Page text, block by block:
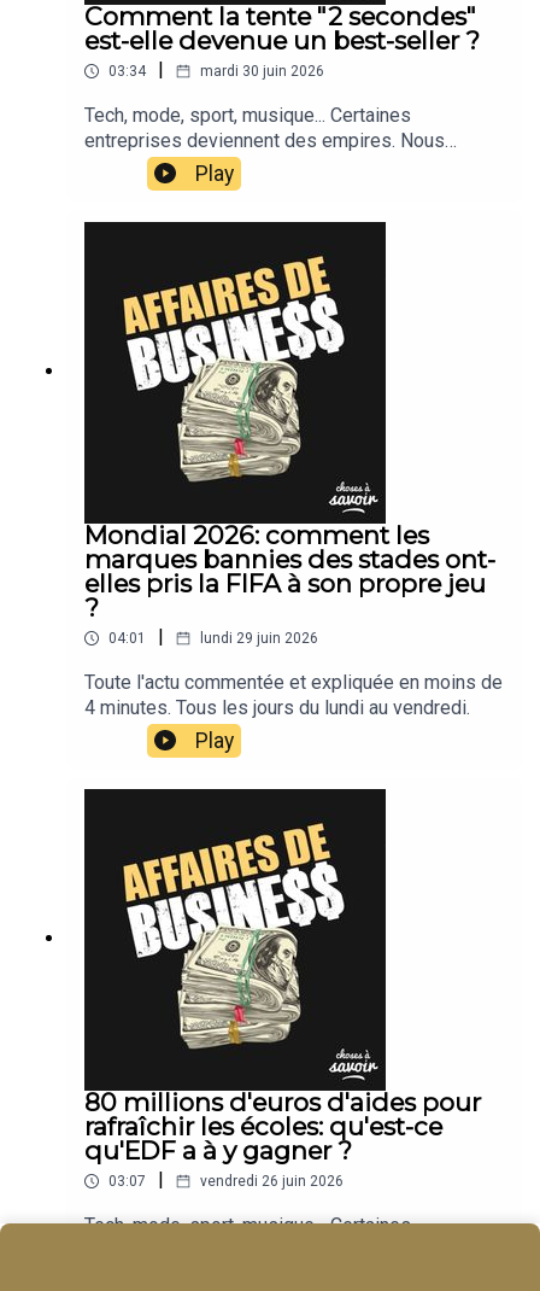
Comment la tente "2 secondes"
est-elle devenue un best-seller ?
03:34 | mardi 30 juin 2026
Tech, mode, sport, musique... Certaines
entreprises deviennent des empires. Nous
suivons leur actu.
Play
Mondial 2026: comment les
marques bannies des stades ont-
elles pris la FIFA à son propre jeu
?
04:01 lundi 29 juin 2026
Toute l'actu commentée et expliquée en moins de
4 minutes. Tous les jours du lundi au vendredi.
Play
80 millions d'euros d'aides pour
rafraîchir les écoles: qu'est-ce
qu'EDF a à y gagner ?
03:07 vendredi 26 juin 2026
Tech, mode, sport, musique... Certaines